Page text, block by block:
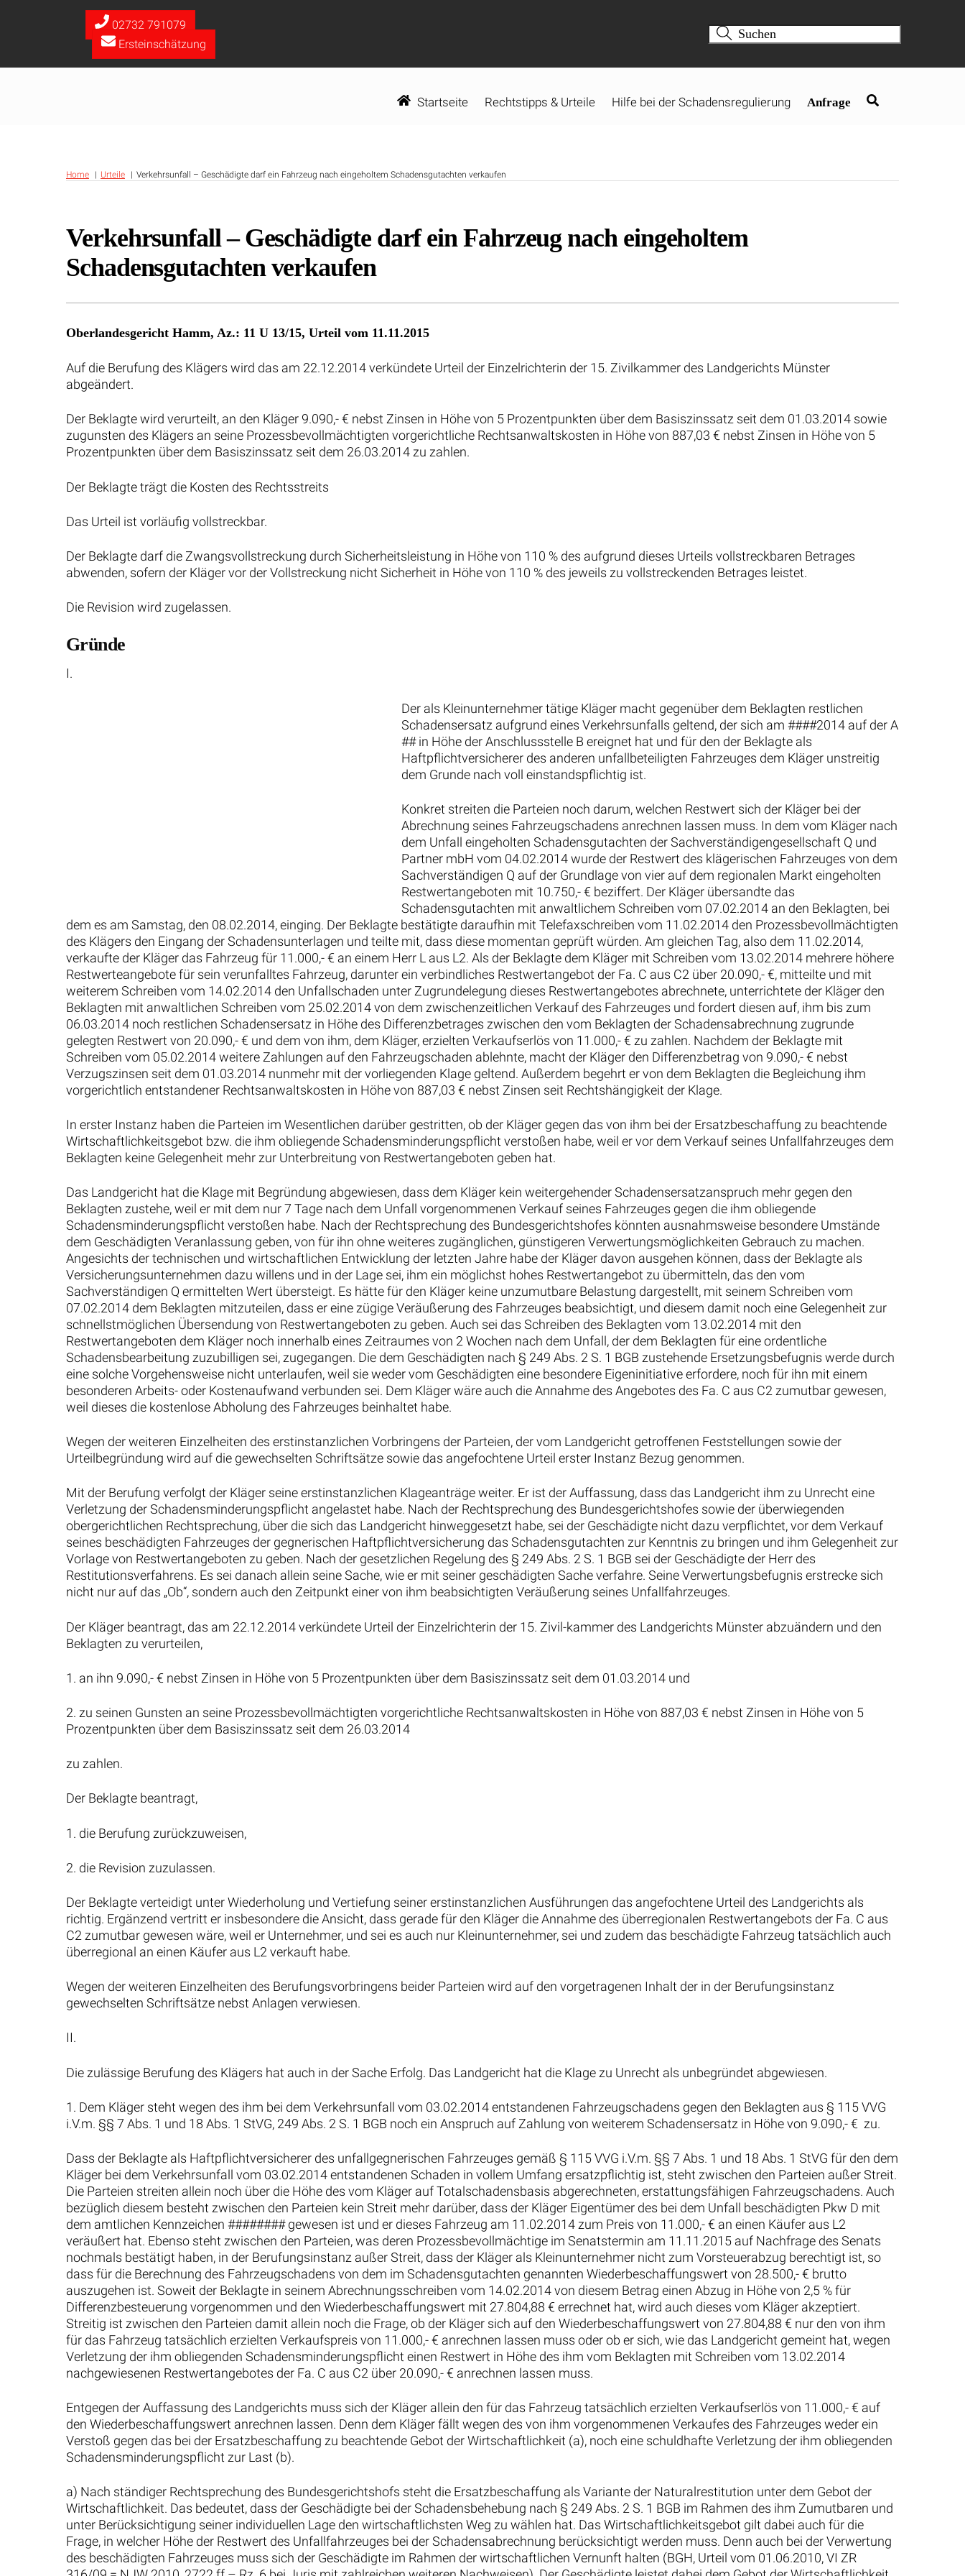
02732 791079
Ersteinschätzung
Startseite Rechtstipps & Urteile Hilfe bei der Schadensregulierung Anfrage
Home Urteile Verkehrsunfall – Geschädigte darf ein Fahrzeug nach eingeholtem Schadensgutachten verkaufen
Verkehrsunfall – Geschädigte darf ein Fahrzeug nach eingeholtem
Schadensgutachten verkaufen
Oberlandesgericht Hamm, Az.: 11 U 13/15, Urteil vom 11.11.2015
Auf die Berufung des Klägers wird das am 22.12.2014 verkündete Urteil der Einzelrichterin der 15. Zivilkammer des Landgerichts Münster
abgeändert.
Der Beklagte wird verurteilt, an den Kläger 9.090,- € nebst Zinsen in Höhe von 5 Prozentpunkten über dem Basiszinssatz seit dem 01.03.2014 sowie
zugunsten des Klägers an seine Prozessbevollmächtigten vorgerichtliche Rechtsanwaltskosten in Höhe von 887,03 € nebst Zinsen in Höhe von 5
Prozentpunkten über dem Basiszinssatz seit dem 26.03.2014 zu zahlen.
Der Beklagte trägt die Kosten des Rechtsstreits
Das Urteil ist vorläufig vollstreckbar.
Der Beklagte darf die Zwangsvollstreckung durch Sicherheitsleistung in Höhe von 110 % des aufgrund dieses Urteils vollstreckbaren Betrages
abwenden, sofern der Kläger vor der Vollstreckung nicht Sicherheit in Höhe von 110 % des jeweils zu vollstreckenden Betrages leistet.
Die Revision wird zugelassen.
Gründe
I.
Der als Kleinunternehmer tätige Kläger macht gegenüber dem Beklagten restlichen
Schadensersatz aufgrund eines Verkehrsunfalls geltend, der sich am ####2014 auf der A
## in Höhe der Anschlussstelle B ereignet hat und für den der Beklagte als
Haftpflichtversicherer des anderen unfallbeteiligten Fahrzeuges dem Kläger unstreitig
dem Grunde nach voll einstandspflichtig ist.
Konkret streiten die Parteien noch darum, welchen Restwert sich der Kläger bei der
Abrechnung seines Fahrzeugschadens anrechnen lassen muss. In dem vom Kläger nach
dem Unfall eingeholten Schadensgutachten der Sachverständigengesellschaft Q und
Partner mbH vom 04.02.2014 wurde der Restwert des klägerischen Fahrzeuges von dem
Sachverständigen Q auf der Grundlage von vier auf dem regionalen Markt eingeholten
Restwertangeboten mit 10.750,- € beziffert. Der Kläger übersandte das
Schadensgutachten mit anwaltlichem Schreiben vom 07.02.2014 an den Beklagten, bei
dem es am Samstag, den 08.02.2014, einging. Der Beklagte bestätigte daraufhin mit Telefaxschreiben vom 11.02.2014 den Prozessbevollmächtigten
des Klägers den Eingang der Schadensunterlagen und teilte mit, dass diese momentan geprüft würden. Am gleichen Tag, also dem 11.02.2014,
verkaufte der Kläger das Fahrzeug für 11.000,- € an einem Herr L aus L2. Als der Beklagte dem Kläger mit Schreiben vom 13.02.2014 mehrere höhere
Restwerteangebote für sein verunfalltes Fahrzeug, darunter ein verbindliches Restwertangebot der Fa. C aus C2 über 20.090,- €, mitteilte und mit
weiterem Schreiben vom 14.02.2014 den Unfallschaden unter Zugrundelegung dieses Restwertangebotes abrechnete, unterrichtete der Kläger den
Beklagten mit anwaltlichen Schreiben vom 25.02.2014 von dem zwischenzeitlichen Verkauf des Fahrzeuges und fordert diesen auf, ihm bis zum
06.03.2014 noch restlichen Schadensersatz in Höhe des Differenzbetrages zwischen den vom Beklagten der Schadensabrechnung zugrunde
gelegten Restwert von 20.090,- € und dem von ihm, dem Kläger, erzielten Verkaufserlös von 11.000,- € zu zahlen. Nachdem der Beklagte mit
Schreiben vom 05.02.2014 weitere Zahlungen auf den Fahrzeugschaden ablehnte, macht der Kläger den Differenzbetrag von 9.090,- € nebst
Verzugszinsen seit dem 01.03.2014 nunmehr mit der vorliegenden Klage geltend. Außerdem begehrt er von dem Beklagten die Begleichung ihm
vorgerichtlich entstandener Rechtsanwaltskosten in Höhe von 887,03 € nebst Zinsen seit Rechtshängigkeit der Klage.
In erster Instanz haben die Parteien im Wesentlichen darüber gestritten, ob der Kläger gegen das von ihm bei der Ersatzbeschaffung zu beachtende
Wirtschaftlichkeitsgebot bzw. die ihm obliegende Schadensminderungspflicht verstoßen habe, weil er vor dem Verkauf seines Unfallfahrzeuges dem
Beklagten keine Gelegenheit mehr zur Unterbreitung von Restwertangeboten geben hat.
Das Landgericht hat die Klage mit Begründung abgewiesen, dass dem Kläger kein weitergehender Schadensersatzanspruch mehr gegen den
Beklagten zustehe, weil er mit dem nur 7 Tage nach dem Unfall vorgenommenen Verkauf seines Fahrzeuges gegen die ihm obliegende
Schadensminderungspflicht verstoßen habe. Nach der Rechtsprechung des Bundesgerichtshofes könnten ausnahmsweise besondere Umstände
dem Geschädigten Veranlassung geben, von für ihn ohne weiteres zugänglichen, günstigeren Verwertungsmöglichkeiten Gebrauch zu machen.
Angesichts der technischen und wirtschaftlichen Entwicklung der letzten Jahre habe der Kläger davon ausgehen können, dass der Beklagte als
Versicherungsunternehmen dazu willens und in der Lage sei, ihm ein möglichst hohes Restwertangebot zu übermitteln, das den vom
Sachverständigen Q ermittelten Wert übersteigt. Es hätte für den Kläger keine unzumutbare Belastung dargestellt, mit seinem Schreiben vom
07.02.2014 dem Beklagten mitzuteilen, dass er eine zügige Veräußerung des Fahrzeuges beabsichtigt, und diesem damit noch eine Gelegenheit zur
schnellstmöglichen Übersendung von Restwertangeboten zu geben. Auch sei das Schreiben des Beklagten vom 13.02.2014 mit den
Restwertangeboten dem Kläger noch innerhalb eines Zeitraumes von 2 Wochen nach dem Unfall, der dem Beklagten für eine ordentliche
Schadensbearbeitung zuzubilligen sei, zugegangen. Die dem Geschädigten nach § 249 Abs. 2 S. 1 BGB zustehende Ersetzungsbefugnis werde durch
eine solche Vorgehensweise nicht unterlaufen, weil sie weder vom Geschädigten eine besondere Eigeninitiative erfordere, noch für ihn mit einem
besonderen Arbeits- oder Kostenaufwand verbunden sei. Dem Kläger wäre auch die Annahme des Angebotes des Fa. C aus C2 zumutbar gewesen,
weil dieses die kostenlose Abholung des Fahrzeuges beinhaltet habe.
Wegen der weiteren Einzelheiten des erstinstanzlichen Vorbringens der Parteien, der vom Landgericht getroffenen Feststellungen sowie der
Urteilbegründung wird auf die gewechselten Schriftsätze sowie das angefochtene Urteil erster Instanz Bezug genommen.
Mit der Berufung verfolgt der Kläger seine erstinstanzlichen Klageanträge weiter. Er ist der Auffassung, dass das Landgericht ihm zu Unrecht eine
Verletzung der Schadensminderungspflicht angelastet habe. Nach der Rechtsprechung des Bundesgerichtshofes sowie der überwiegenden
obergerichtlichen Rechtsprechung, über die sich das Landgericht hinweggesetzt habe, sei der Geschädigte nicht dazu verpflichtet, vor dem Verkauf
seines beschädigten Fahrzeuges der gegnerischen Haftpflichtversicherung das Schadensgutachten zur Kenntnis zu bringen und ihm Gelegenheit zur
Vorlage von Restwertangeboten zu geben. Nach der gesetzlichen Regelung des § 249 Abs. 2 S. 1 BGB sei der Geschädigte der Herr des
Restitutionsverfahrens. Es sei danach allein seine Sache, wie er mit seiner geschädigten Sache verfahre. Seine Verwertungsbefugnis erstrecke sich
nicht nur auf das „Ob“, sondern auch den Zeitpunkt einer von ihm beabsichtigten Veräußerung seines Unfallfahrzeuges.
Der Kläger beantragt, das am 22.12.2014 verkündete Urteil der Einzelrichterin der 15. Zivil-kammer des Landgerichts Münster abzuändern und den
Beklagten zu verurteilen,
1. an ihn 9.090,- € nebst Zinsen in Höhe von 5 Prozentpunkten über dem Basiszinssatz seit dem 01.03.2014 und
2. zu seinen Gunsten an seine Prozessbevollmächtigten vorgerichtliche Rechtsanwaltskosten in Höhe von 887,03 € nebst Zinsen in Höhe von 5
Prozentpunkten über dem Basiszinssatz seit dem 26.03.2014
zu zahlen.
Der Beklagte beantragt,
1. die Berufung zurückzuweisen,
2. die Revision zuzulassen.
Der Beklagte verteidigt unter Wiederholung und Vertiefung seiner erstinstanzlichen Ausführungen das angefochtene Urteil des Landgerichts als
richtig. Ergänzend vertritt er insbesondere die Ansicht, dass gerade für den Kläger die Annahme des überregionalen Restwertangebots der Fa. C aus
C2 zumutbar gewesen wäre, weil er Unternehmer, und sei es auch nur Kleinunternehmer, sei und zudem das beschädigte Fahrzeug tatsächlich auch
überregional an einen Käufer aus L2 verkauft habe.
Wegen der weiteren Einzelheiten des Berufungsvorbringens beider Parteien wird auf den vorgetragenen Inhalt der in der Berufungsinstanz
gewechselten Schriftsätze nebst Anlagen verwiesen.
II.
Die zulässige Berufung des Klägers hat auch in der Sache Erfolg. Das Landgericht hat die Klage zu Unrecht als unbegründet abgewiesen.
1. Dem Kläger steht wegen des ihm bei dem Verkehrsunfall vom 03.02.2014 entstandenen Fahrzeugschadens gegen den Beklagten aus § 115 VVG
i.V.m. §§ 7 Abs. 1 und 18 Abs. 1 StVG, 249 Abs. 2 S. 1 BGB noch ein Anspruch auf Zahlung von weiterem Schadensersatz in Höhe von 9.090,- € zu.
Dass der Beklagte als Haftpflichtversicherer des unfallgegnerischen Fahrzeuges gemäß § 115 VVG i.V.m. §§ 7 Abs. 1 und 18 Abs. 1 StVG für den dem
Kläger bei dem Verkehrsunfall vom 03.02.2014 entstandenen Schaden in vollem Umfang ersatzpflichtig ist, steht zwischen den Parteien außer Streit.
Die Parteien streiten allein noch über die Höhe des vom Kläger auf Totalschadensbasis abgerechneten, erstattungsfähigen Fahrzeugschadens. Auch
bezüglich diesem besteht zwischen den Parteien kein Streit mehr darüber, dass der Kläger Eigentümer des bei dem Unfall beschädigten Pkw D mit
dem amtlichen Kennzeichen ######## gewesen ist und er dieses Fahrzeug am 11.02.2014 zum Preis von 11.000,- € an einen Käufer aus L2
veräußert hat. Ebenso steht zwischen den Parteien, was deren Prozessbevollmächtige im Senatstermin am 11.11.2015 auf Nachfrage des Senats
nochmals bestätigt haben, in der Berufungsinstanz außer Streit, dass der Kläger als Kleinunternehmer nicht zum Vorsteuerabzug berechtigt ist, so
dass für die Berechnung des Fahrzeugschadens von dem im Schadensgutachten genannten Wiederbeschaffungswert von 28.500,- € brutto
auszugehen ist. Soweit der Beklagte in seinem Abrechnungsschreiben vom 14.02.2014 von diesem Betrag einen Abzug in Höhe von 2,5 % für
Differenzbesteuerung vorgenommen und den Wiederbeschaffungswert mit 27.804,88 € errechnet hat, wird auch dieses vom Kläger akzeptiert.
Streitig ist zwischen den Parteien damit allein noch die Frage, ob der Kläger sich auf den Wiederbeschaffungswert von 27.804,88 € nur den von ihm
für das Fahrzeug tatsächlich erzielten Verkaufspreis von 11.000,- € anrechnen lassen muss oder ob er sich, wie das Landgericht gemeint hat, wegen
Verletzung der ihm obliegenden Schadensminderungspflicht einen Restwert in Höhe des ihm vom Beklagten mit Schreiben vom 13.02.2014
nachgewiesenen Restwertangebotes der Fa. C aus C2 über 20.090,- € anrechnen lassen muss.
Entgegen der Auffassung des Landgerichts muss sich der Kläger allein den für das Fahrzeug tatsächlich erzielten Verkaufserlös von 11.000,- € auf
den Wiederbeschaffungswert anrechnen lassen. Denn dem Kläger fällt wegen des von ihm vorgenommenen Verkaufes des Fahrzeuges weder ein
Verstoß gegen das bei der Ersatzbeschaffung zu beachtende Gebot der Wirtschaftlichkeit (a), noch eine schuldhafte Verletzung der ihm obliegenden
Schadensminderungspflicht zur Last (b).
a) Nach ständiger Rechtsprechung des Bundesgerichtshofs steht die Ersatzbeschaffung als Variante der Naturalrestitution unter dem Gebot der
Wirtschaftlichkeit. Das bedeutet, dass der Geschädigte bei der Schadensbehebung nach § 249 Abs. 2 S. 1 BGB im Rahmen des ihm Zumutbaren und
unter Berücksichtigung seiner individuellen Lage den wirtschaftlichsten Weg zu wählen hat. Das Wirtschaftlichkeitsgebot gilt dabei auch für die
Frage, in welcher Höhe der Restwert des Unfallfahrzeuges bei der Schadensabrechnung berücksichtigt werden muss. Denn auch bei der Verwertung
des beschädigten Fahrzeuges muss sich der Geschädigte im Rahmen der wirtschaftlichen Vernunft halten (BGH, Urteil vom 01.06.2010, VI ZR